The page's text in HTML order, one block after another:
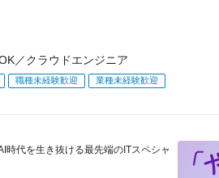
／クラウドエンジニア
職種未経験歓迎 業種未経験歓迎
時代を生き抜ける最先端のITスペシャ